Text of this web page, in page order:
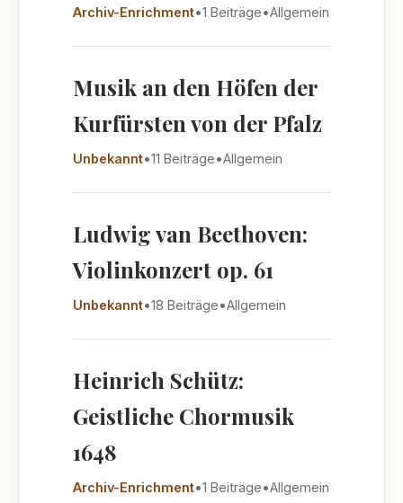
Archiv-Enrichment•1 Beiträge•Allgemein
Musik an den Höfen der
Kurfürsten von der Pfalz
Unbekannt•11 Beiträge•Allgemein
Ludwig van Beethoven:
Violinkonzert op. 61
Unbekannt•18 Beiträge•Allgemein
Heinrich Schütz:
Geistliche Chormusik
1648
Archiv-Enrichment•1 Beiträge•Allgemein